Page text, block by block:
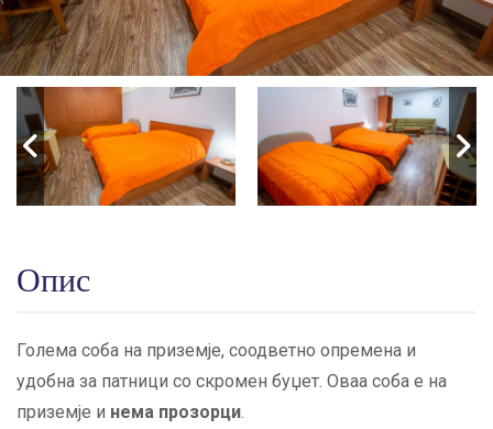
Опис
Голема соба на приземје, соодветно опремена и
удобна за патници со скромен буџет. Оваа соба е на
приземје и нема прозорци.